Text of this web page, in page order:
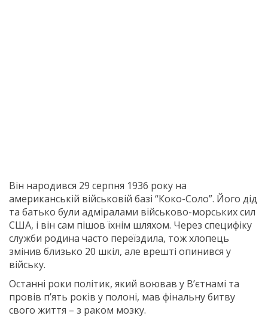
Він народився 29 серпня 1936 року на
американській військовій базі “Коко-Соло”. Його дід
та батько були адміралами військово-морських сил
США, і він сам пішов їхнім шляхом. Через специфіку
служби родина часто переїздила, тож хлопець
змінив близько 20 шкіл, але врешті опинився у
війську.
Останні роки політик, який воював у В’єтнамі та
провів п’ять років у полоні, мав фінальну битву
свого життя – з раком мозку.